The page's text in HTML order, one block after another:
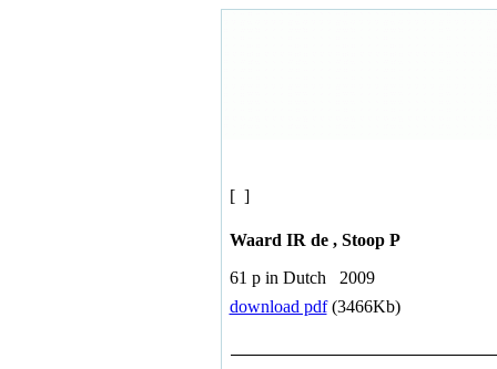
[ ]
Waard IR de , Stoop P
61 p in Dutch 2009
download pdf(3466Kb)